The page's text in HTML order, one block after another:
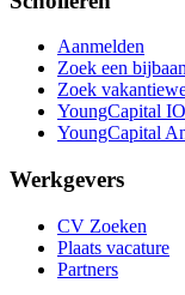
Aanmelden
Zoek een
Zoek
YoungCapital
YoungCapital
Werkgevers
CV Zoeken
Plaats vacature
Partners